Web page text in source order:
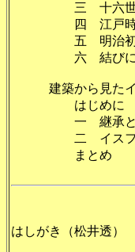
三 十六世
四 江戸
五 明治初期
六 結
建築から見たイ
は
一
二 イスフ
ま
はしがき（松井透）